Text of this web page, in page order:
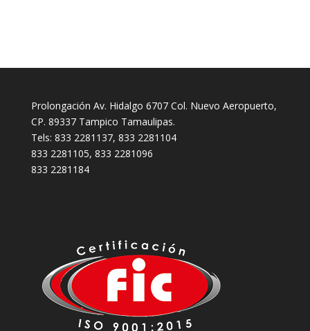
Prolongación Av. Hidalgo 6707 Col. Nuevo Aeropuerto,
CP. 89337 Tampico Tamaulipas.
Tels: 833 2281137, 833 2281104
833 2281105, 833 2281096
833 2281184